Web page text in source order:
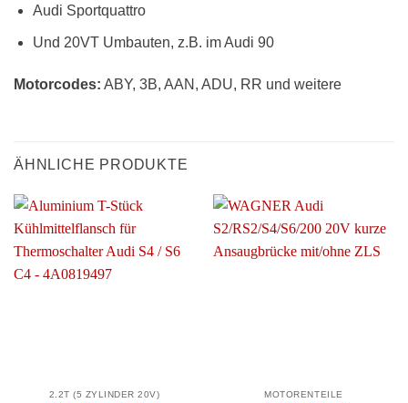
Audi Sportquattro
Und 20VT Umbauten, z.B. im Audi 90
Motorcodes: ABY, 3B, AAN, ADU, RR und weitere
ÄHNLICHE PRODUKTE
2.2T (5 ZYLINDER 20V) MOTORENTEILE